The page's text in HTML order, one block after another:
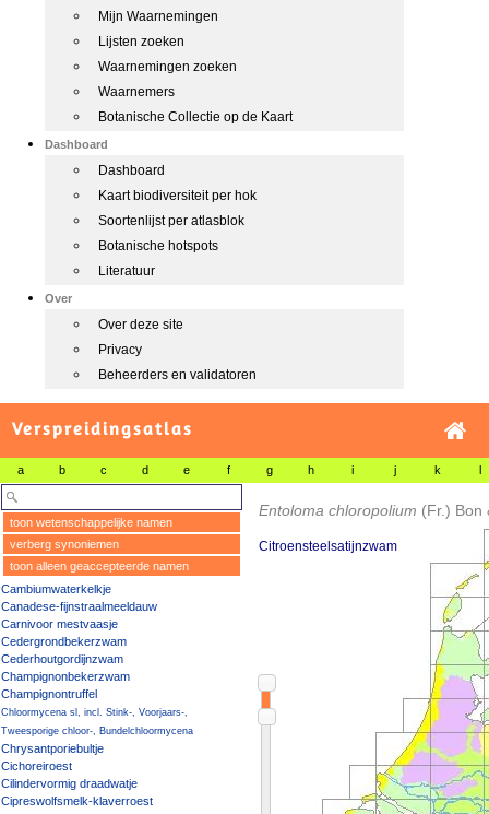
Mijn Waarnemingen
Lijsten zoeken
Waarnemingen zoeken
Waarnemers
Botanische Collectie op de Kaart
Dashboard
Dashboard
Kaart biodiversiteit per hok
Soortenlijst per atlasblok
Botanische hotspots
Literatuur
Over
Over deze site
Privacy
Beheerders en validatoren
Verspreidingsatlas
a b c d e f g h i j k l
toon wetenschappelijke namen
verberg synoniemen
toon alleen geaccepteerde namen
Cambiumwaterkelkje
Canadese-fijnstraalmeeldauw
Carnivoor mestvaasje
Cedergrondbekerzwam
Cederhoutgordijnzwam
Champignonbekerzwam
Champignontruffel
Chloormycena sl, incl. Stink-, Voorjaars-,
Tweesporige chloor-, Bundelchloormycena
Chrysantporiebultje
Cichoreiroest
Cilindervormig draadwatje
Cipreswolfsmelk-klaverroest
Entoloma chloropolium (Fr.) Bon
Citroensteelsatijnzwam